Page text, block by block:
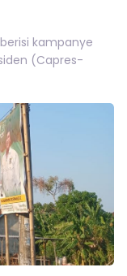
kampanye
(Capres-